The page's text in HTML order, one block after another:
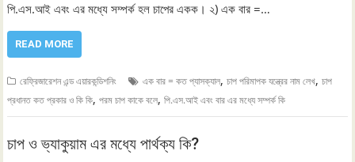
পি.এস.আই এবং এর মধ্যে সম্পর্ক হল চাপের একক। ২) এক বার =…
READ MORE
রেফ্রিজারেশন এন্ড এয়ারকন্ডিশনিং এক বার = কত প্যাসক্যাল,চাপ পরিমাপক যন্ত্রের নাম লেখ,চাপ
প্রধানত কত প্রকার ও কি কি,পরম চাপ কাকে বলে,পি.এস.আই এবং বার এর মধ্যে সম্পর্ক কি
চাপ ও ভ্যাকুয়াম এর মধ্যে পার্থক্য কি?